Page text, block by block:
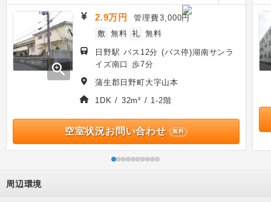
zoom_in
2.9万円 管理費3,000円
敷 無料 礼 無料
日野駅 バス12分 (バス停)湖南サンラ
イズ南口 歩7分
蒲生郡日野町大字山本
1DK / 32m² / 1-2階
空室状況お問い合わせ 無料
周辺環境